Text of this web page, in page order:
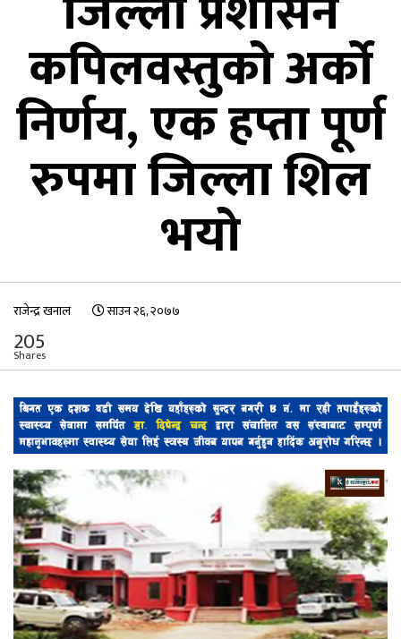
कपिलवस्तुको अर्काे
निर्णय, एक हप्ता पूर्ण
रुपमा जिल्ला शिल
भयो
राजेन्द्र खनाल साउन २६, २०७७
205
Shares